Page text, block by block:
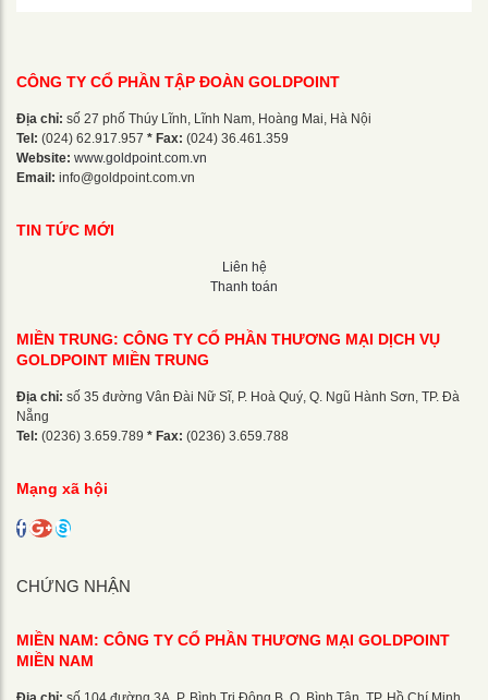
CÔNG TY CỔ PHẦN TẬP ĐOÀN GOLDPOINT
Địa chỉ: số 27 phố Thúy Lĩnh, Lĩnh Nam, Hoàng Mai, Hà Nội
Tel: (024) 62.917.957 * Fax: (024) 36.461.359
Website: www.goldpoint.com.vn
Email: info@goldpoint.com.vn
TIN TỨC MỚI
Liên hệ
Thanh toán
MIỀN TRUNG: CÔNG TY CỔ PHẦN THƯƠNG MẠI DỊCH VỤ
GOLDPOINT MIỀN TRUNG
Địa chỉ: số 35 đường Vân Đài Nữ Sĩ, P. Hoà Quý, Q. Ngũ Hành Sơn, TP. Đà
Nẵng
Tel: (0236) 3.659.789 * Fax: (0236) 3.659.788
Mạng xã hội
CHỨNG NHẬN
MIỀN NAM: CÔNG TY CỔ PHẦN THƯƠNG MẠI GOLDPOINT
MIỀN NAM